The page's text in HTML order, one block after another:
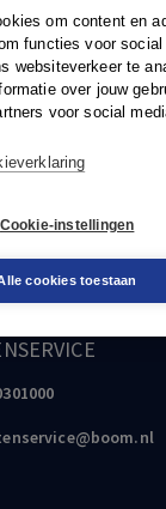
om content en
functies voor
websiteverkeer te
over jouw
voor social
Cookie-instellingen
cookies toestaan